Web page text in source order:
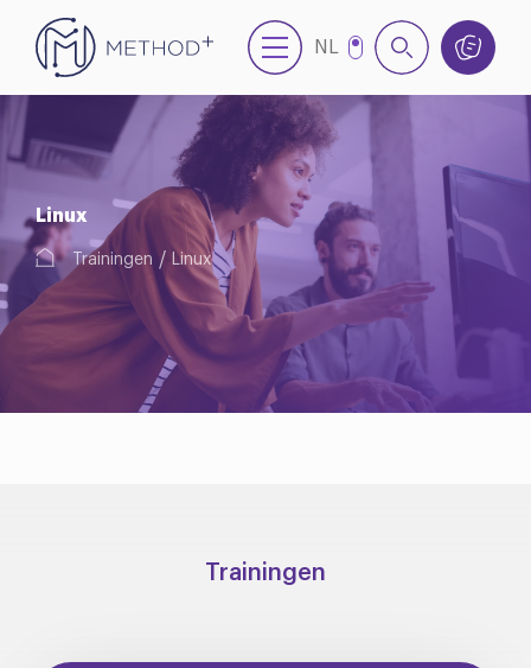
NL
Linux
Trainingen Linux
Trainingen